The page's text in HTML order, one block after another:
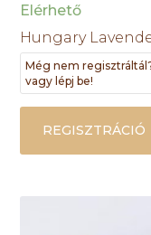
Elérhető
Hungary
Még nem
vagy lépj be!
REGISZTRÁCIÓ